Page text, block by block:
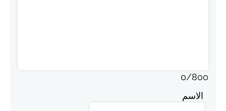
0/800
الاسم